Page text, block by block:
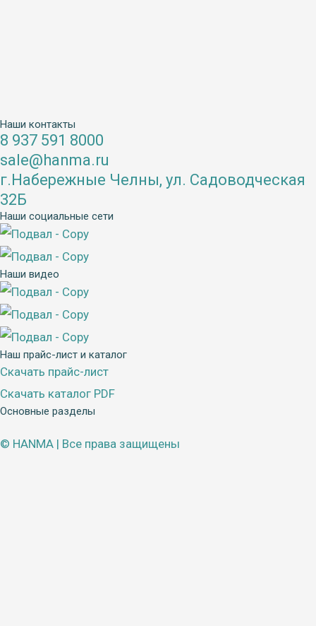
Наши контакты
8 937 591 8000
sale@hanma.ru
г.Набережные Челны, ул. Садоводческая
32Б
Наши социальные сети
Наши видео
Наш прайс-лист и каталог
Скачать прайс-лист
Скачать каталог PDF
Основные разделы
© HANMA | Все права защищены